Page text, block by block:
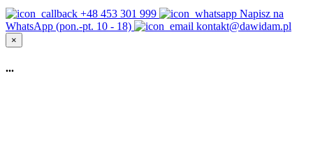
+48 453 301 999
Napisz na
WhatsApp (pon.-pt. 10 - 18)
kontakt@dawidam.pl
×
...